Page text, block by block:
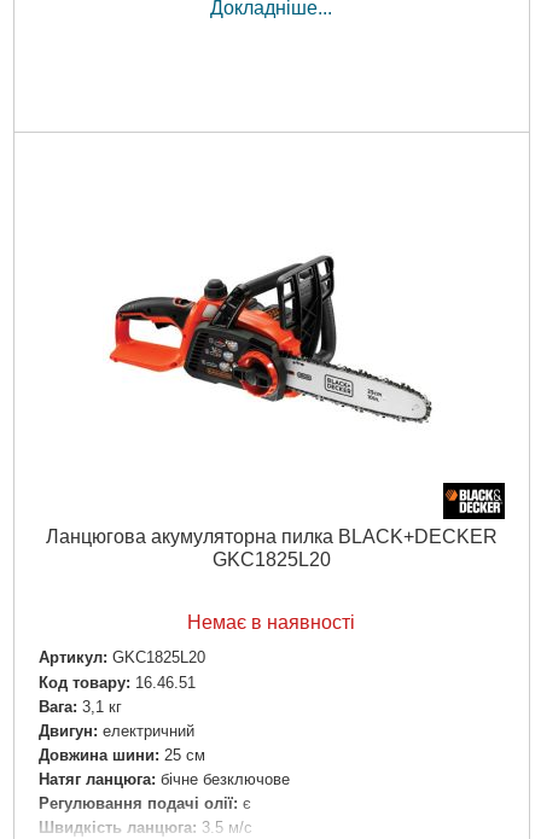
Докладніше...
Ланцюгова акумуляторна пилка BLACK+DECKER
GKC1825L20
Немає в наявності
Артикул: GKC1825L20
Код товару: 16.46.51
Вага: 3,1 кг
Двигун: електричний
Довжина шини: 25 см
Натяг ланцюга: бічне безключове
Регулювання подачі олії: є
Швидкість ланцюга: 3.5 м/с